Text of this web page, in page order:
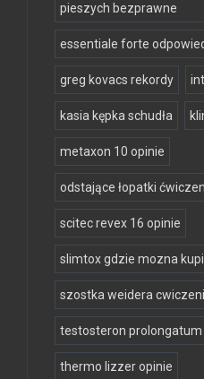
pieszych bezprawne
essentiale forte
greg kovacs rekordy
kasia kępka schudła
metaxon 10 opinie
odstające łopatki
scitec revex 16 opinie
slimtox gdzie mozna
szostka weidera
testosteron
thermo lizzer opinie